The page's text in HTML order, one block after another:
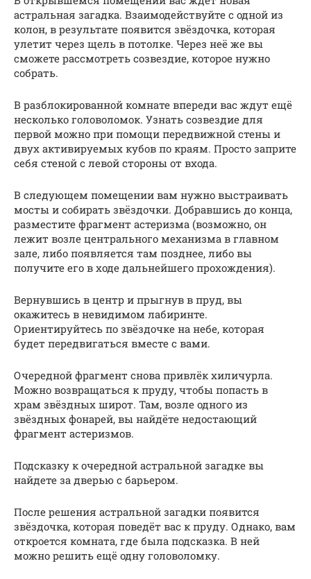
астральная загадка. Взаимодействуйте с одной из
колон, в результате появится звёздочка, которая
улетит через щель в потолке. Через неё же вы
сможете рассмотреть созвездие, которое нужно
собрать.
В разблокированной комнате впереди вас ждут ещё
несколько головоломок. Узнать созвездие для
первой можно при помощи передвижной стены и
двух активируемых кубов по краям. Просто заприте
себя стеной с левой стороны от входа.
В следующем помещении вам нужно выстраивать
мосты и собирать звёздочки. Добравшись до конца,
разместите фрагмент астеризма (возможно, он
лежит возле центрального механизма в главном
зале, либо появляется там позднее, либо вы
получите его в ходе дальнейшего прохождения).
Вернувшись в центр и прыгнув в пруд, вы
окажитесь в невидимом лабиринте.
Ориентируйтесь по звёздочке на небе, которая
будет передвигаться вместе с вами.
Очередной фрагмент снова привлёк хиличурла.
Можно возвращаться к пруду, чтобы попасть в
храм звёздных широт. Там, возле одного из
звёздных фонарей, вы найдёте недостающий
фрагмент астеризмов.
Подсказку к очередной астральной загадке вы
найдете за дверью с барьером.
После решения астральной загадки появится
звёздочка, которая поведёт вас к пруду. Однако, вам
откроется комната, где была подсказка. В ней
можно решить ещё одну головоломку.